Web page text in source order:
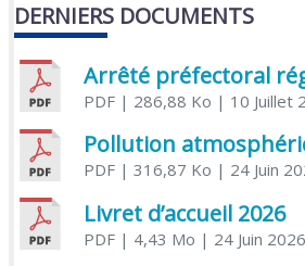
DERNIERS DOCUMENTS
PDF| 286,88 Ko | 10 Juillet
Pollution
PDF| 316,87 Ko | 24 Juin
Livret d’accueil 2026
PDF| 4,43 Mo | 24 Juin 2026